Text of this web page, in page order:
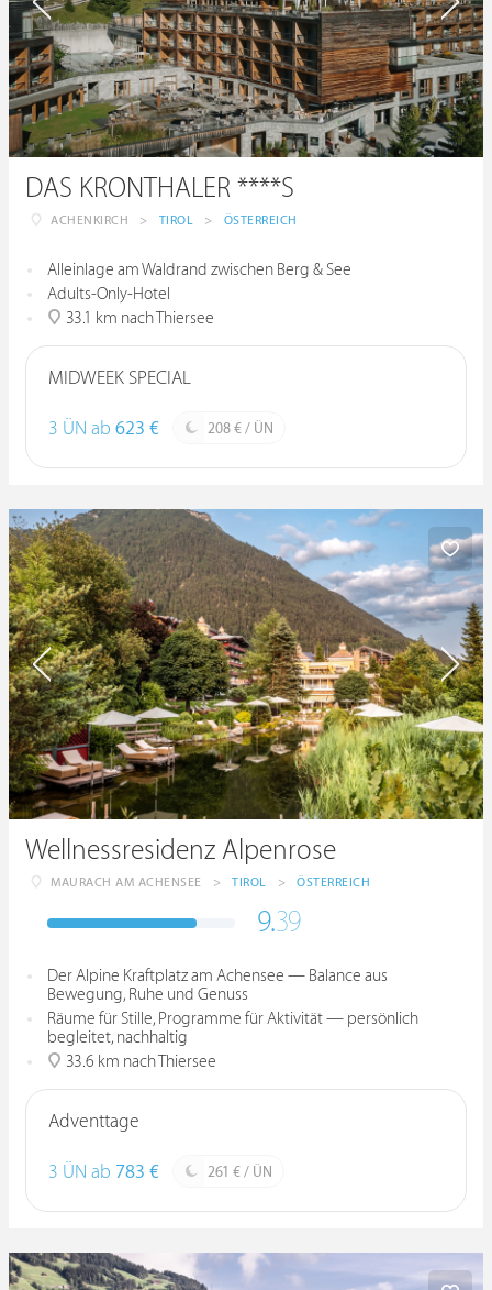
DAS KRONTHALER ****S
ACHENKIRCH > TIROL > ÖSTERREICH
Alleinlage am Waldrand zwischen Berg & See
Adults-Only-Hotel
33.1 km nach Thiersee
MIDWEEK SPECIAL
3 ÜN ab 623 € 208 € / ÜN
Wellnessresidenz Alpenrose
MAURACH AM ACHENSEE > TIROL > ÖSTERREICH
9.39
Der Alpine Kraftplatz am Achensee — Balance aus
Bewegung, Ruhe und Genuss
Räume für Stille, Programme für Aktivität — persönlich
begleitet, nachhaltig
33.6 km nach Thiersee
Adventtage
3 ÜN ab 783 € 261 € / ÜN